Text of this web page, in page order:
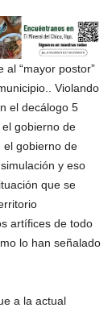
“mayor postor”
Violando
el decálogo 5
gobierno de
el gobierno de
y eso
que se
artífices de todo
lo han señalado
a la actual